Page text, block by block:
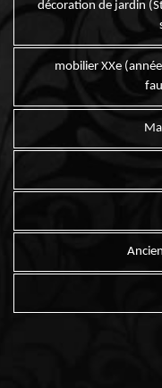
décoration de jardin
mobilier XXe